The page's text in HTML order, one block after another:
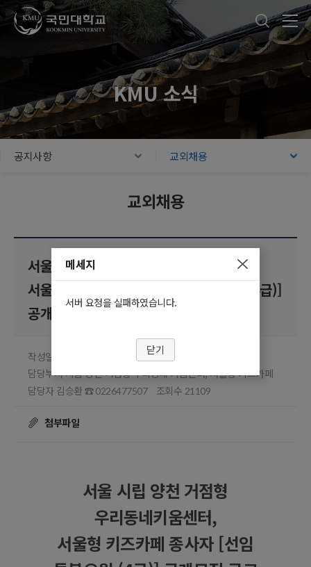
주메뉴 바로가기
본문내용 바로가기
푸터 바로가기
국민대학교
KMU 소식
공지사항 교외채용
교외채용
서울 시립 양천 거점형 우리동네키움센터,
서울형 키즈카페 종사자 [선임 돌봄요원 (4급)]
공개모집 공고
작성일 2024.12.24
담당부서 시립 양천 거점형 우리동네 키움센터, 서울형 키즈카페
담당자 김승환☎ 0226477507 조회수 21109
첨부파일
서울 시립 양천 거점형
우리동네키움센터,
서울형 키즈카페종사자 [선임
메세지
서버 요청을 실패하였습니다.
닫기